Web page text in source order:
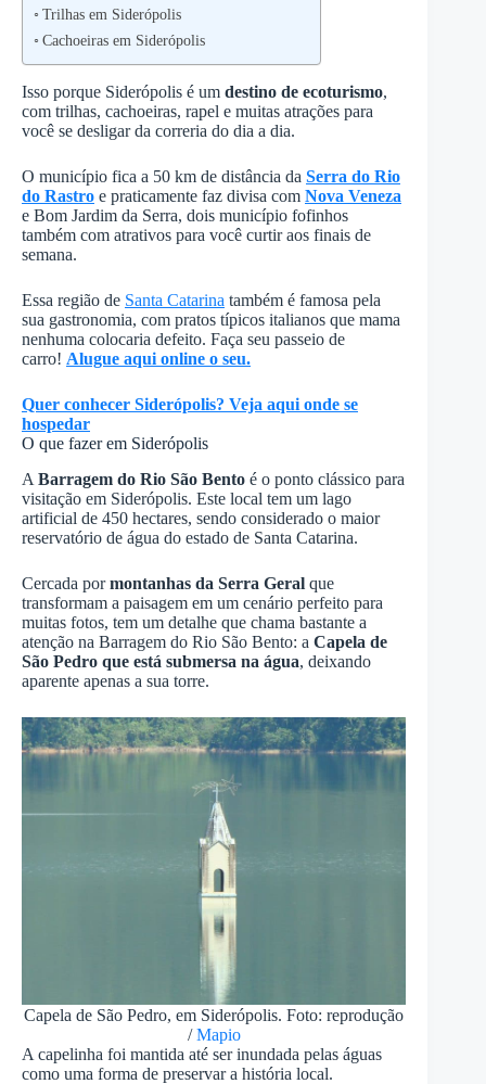
Trilhas em Siderópolis
Cachoeiras em Siderópolis
Isso porque Siderópolis é um destino de ecoturismo,
com trilhas, cachoeiras, rapel e muitas atrações para
você se desligar da correria do dia a dia.
O município fica a 50 km de distância da Serra do Rio
do Rastro e praticamente faz divisa com Nova Veneza
e Bom Jardim da Serra, dois município fofinhos
também com atrativos para você curtir aos finais de
semana.
Essa região de Santa Catarina também é famosa pela
sua gastronomia, com pratos típicos italianos que mama
nenhuma colocaria defeito. Faça seu passeio de
carro! Alugue aqui online o seu.
Quer conhecer Siderópolis? Veja aqui onde se
hospedar
O que fazer em Siderópolis
A Barragem do Rio São Bento é o ponto clássico para
visitação em Siderópolis. Este local tem um lago
artificial de 450 hectares, sendo considerado o maior
reservatório de água do estado de Santa Catarina.
Cercada pormontanhas da Serra Geral que
transformam a paisagem em um cenário perfeito para
muitas fotos, tem um detalhe que chama bastante a
atenção na Barragem do Rio São Bento: a Capela de
São Pedro que está submersa na água, deixando
aparente apenas a sua torre.
Capela de São Pedro, em Siderópolis. Foto: reprodução
/Mapio
A capelinha foi mantida até ser inundada pelas águas
como uma forma de preservar a história local.